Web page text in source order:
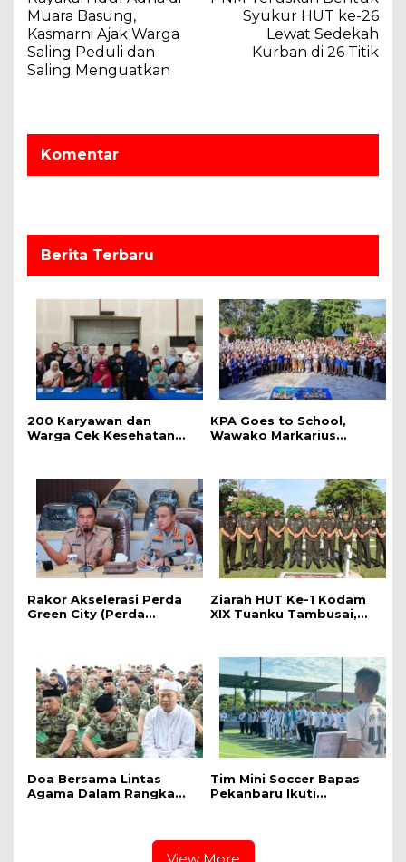
a
v
i
g
s
s
Muara Basung,
Kasmarni Ajak Warga
Saling Peduli dan
Saling Menguatkan
Syukur HUT ke-26
Lewat Sedekah
Kurban di 26 Titik
Komentar
Berita Terbaru
‎200 Karyawan dan
Warga Cek Kesehatan
‎KPA Goes to School,
‎Wawako Markarius
Kalangan Pelajar
Rakor Akselerasi Perda
Green City (Perda
Kota Pekanbaru dan Tim
Pakar
Ziarah HUT Ke-1 Kodam
XIX Tuanku Tambusai,
Khidmat
Doa Bersama Lintas
Agama Dalam Rangka
Tim Mini Soccer Bapas
Pekanbaru Ikuti